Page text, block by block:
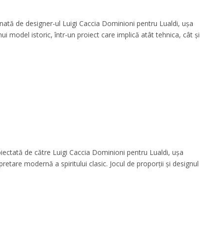
de designer-ul Luigi Caccia Dominioni pentru Lualdi, ușa
model istoric, într-un proiect care implică atât tehnica, cât și
de către Luigi Caccia Dominioni pentru Lualdi, ușa
modernă a spiritului clasic. Jocul de proporții și designul